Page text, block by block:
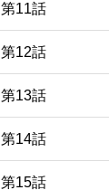
第11話
第12話
第13話
第14話
第15話